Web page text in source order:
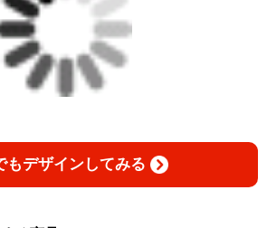
もデザインしてみる